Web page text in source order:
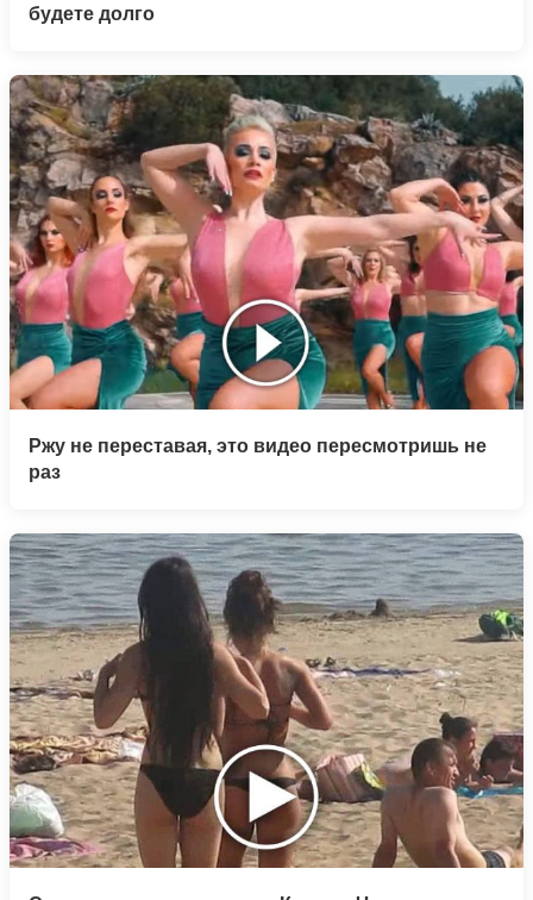
будете долго
Ржу не переставая, это видео пересмотришь не
раз